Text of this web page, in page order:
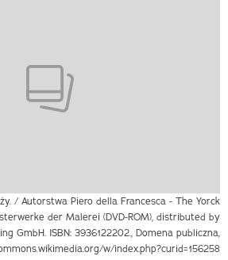
/ Autorstwa Piero della Francesca - The Yorck
der Malerei (DVD-ROM), distributed by
GmbH. ISBN: 3936122202., Domena publiczna,
w/index.php?curid=156258